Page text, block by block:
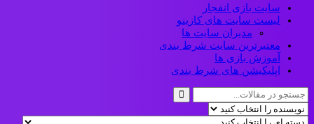
سایت بازی انفجار
لیست سایت های کازینو
مدیران سایت ها
معتبرترین سایت شرط بندی
آموزش بازی ها
اپلیکیشن های شرط بندی